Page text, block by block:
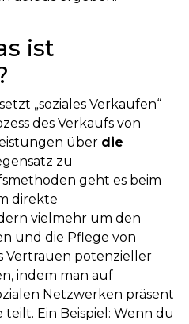
ist
„soziales Verkaufen“
des Verkaufs von
über die
zu
geht es beim
direkte
vielmehr um den
und die Pflege von
Vertrauen potenzieller
indem man auf
Netzwerken präsent
Ein Beispiel: Wenn du